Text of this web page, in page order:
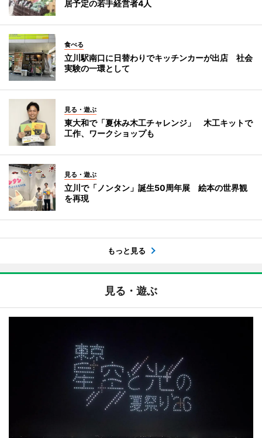
居予定の若手経営者4人
食べる
立川駅南口に日替わりでキッチンカーが出店 社会
実験の一環として
見る・遊ぶ
東大和で「夏休み木工チャレンジ」 木工キットで
工作、ワークショップも
見る・遊ぶ
立川で「ノンタン」誕生50周年展 絵本の世界観
を再現
もっと見る
見る・遊ぶ